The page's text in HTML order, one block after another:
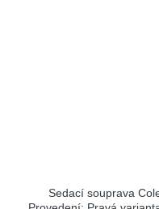
Sedací souprava